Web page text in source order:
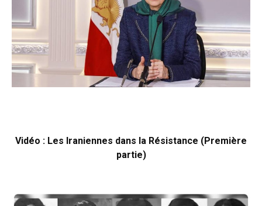
Vidéo : Les Iraniennes dans la Résistance (Première
partie)